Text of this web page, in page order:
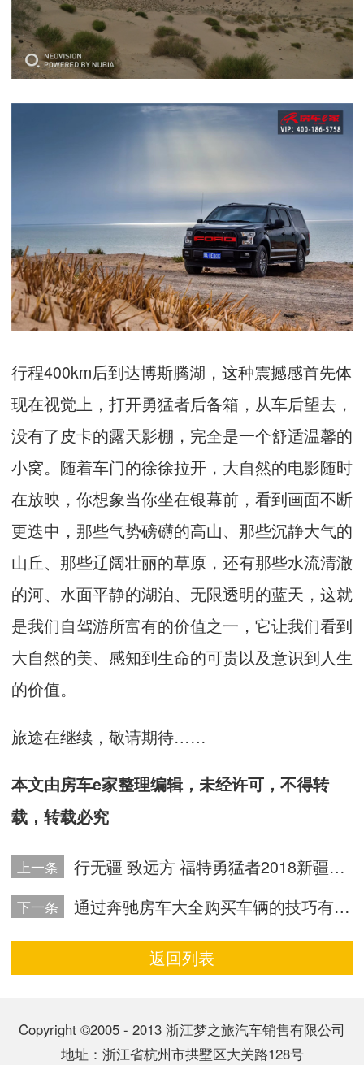
行程400km后到达博斯腾湖，这种震撼感首先体
现在视觉上，打开勇猛者后备箱，从车后望去，
没有了皮卡的露天影棚，完全是一个舒适温馨的
小窝。随着车门的徐徐拉开，大自然的电影随时
在放映，你想象当你坐在银幕前，看到画面不断
更迭中，那些气势磅礴的高山、那些沉静大气的
山丘、那些辽阔壮丽的草原，还有那些水流清澈
的河、水面平静的湖泊、无限透明的蓝天，这就
是我们自驾游所富有的价值之一，它让我们看到
大自然的美、感知到生命的可贵以及意识到人生
的价值。
旅途在继续，敬请期待……
本文由房车e家整理编辑，未经许可，不得转
载，转载必究
上一条 行无疆 致远方 福特勇猛者2018新疆万里行（2）
下一条 通过奔驰房车大全购买车辆的技巧有哪些？
返回列表
Copyright ©2005 - 2013 浙江梦之旅汽车销售有限公司
地址：浙江省杭州市拱墅区大关路128号